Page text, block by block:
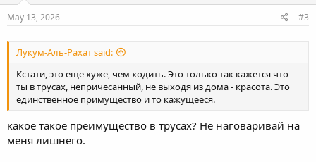
May 13, 2026 #3
Лукум-Аль-Рахат said:
Кстати, это еще хуже, чем ходить. Это только так кажется что
ты в трусах, непричесанный, не выходя из дома - красота. Это
единственное примущество и то кажущееся.
какое такое преимущество в трусах? Не наговаривай на
меня лишнего.